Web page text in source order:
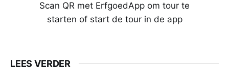
Scan QR met ErfgoedApp om tour te
starten of start de tour in de app
LEES VERDER